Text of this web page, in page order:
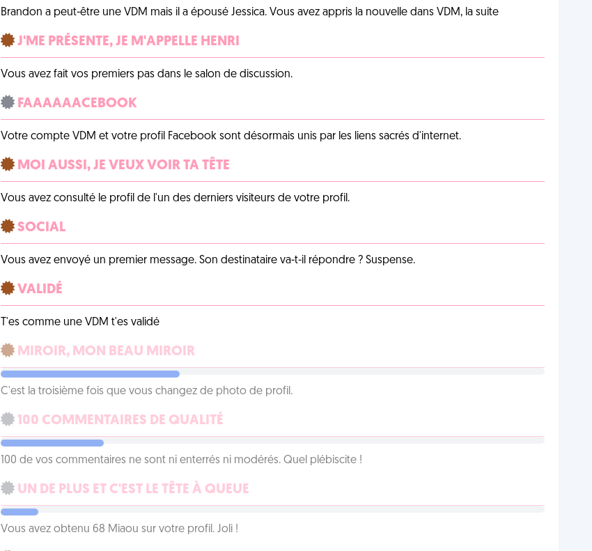
Brandon a peut-être une VDM mais il a épousé Jessica. Vous avez appris la nouvelle dans VDM, la suite
J'ME PRÉSENTE, JE M'APPELLE HENRI
Vous avez fait vos premiers pas dans le salon de discussion.
FAAAAAACEBOOK
Votre compte VDM et votre profil Facebook sont désormais unis par les liens sacrés d'internet.
MOI AUSSI, JE VEUX VOIR TA TÊTE
Vous avez consulté le profil de l'un des derniers visiteurs de votre profil.
SOCIAL
Vous avez envoyé un premier message. Son destinataire va-t-il répondre ? Suspense.
VALIDÉ
T'es comme une VDM t'es validé
MIROIR, MON BEAU MIROIR
C'est la troisième fois que vous changez de photo de profil.
100 COMMENTAIRES DE QUALITÉ
100 de vos commentaires ne sont ni enterrés ni modérés. Quel plébiscite !
UN DE PLUS ET C'EST LE TÊTE À QUEUE
Vous avez obtenu 68 Miaou sur votre profil. Joli !